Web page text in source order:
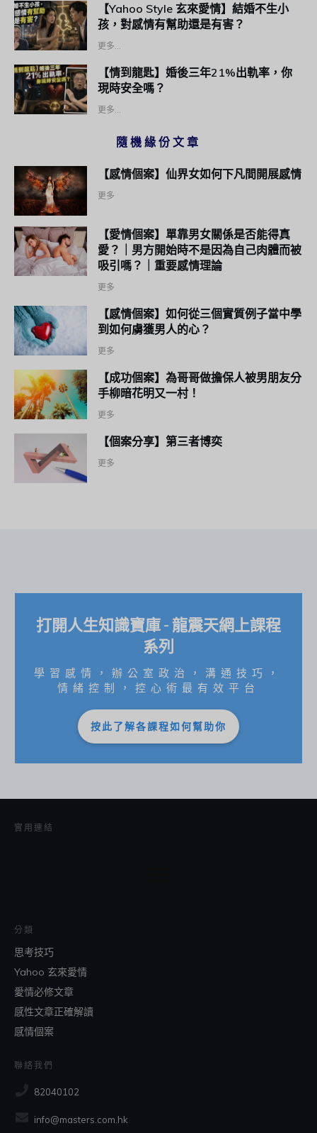
【Yahoo Style 玄來愛情】結婚不生小
孩，對感情有幫助還是有害？
更多...
【情到龍匙】婚後三年21%出軌率，你
現時安全嗎？
更多...
隨機緣份文章
【感情個案】仙界女如何下凡間開展感情
更多
【愛情個案】單靠男女關係是否能得真
愛？｜男方開始時不是因為自己肉體而被
吸引嗎？｜重要感情理論
更多
【感情個案】如何從三個實質例子當中學
到如何虜獲男人的心？
更多
【成功個案】為哥哥做擔保人被男朋友分
手柳暗花明又一村！
更多
【個案分享】第三者博奕
更多
打開人生知識寶庫 - 龍震天網上課程
系列
學習感情，辦公室政治，溝通技巧，
情緒控制，控心術最有效平台
按此了解各課程如何幫助你
實用連結
分類
思考技巧
Yahoo 玄來愛情
愛情必修文章
感性文章正確解讀
感情個案
聯絡我們
82040102
info@masters.com.hk